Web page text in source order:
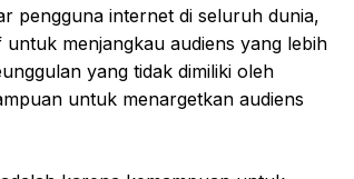
pengguna internet di seluruh dunia,
menjangkau audiens yang lebih
yang tidak dimiliki oleh
untuk menargetkan audiens